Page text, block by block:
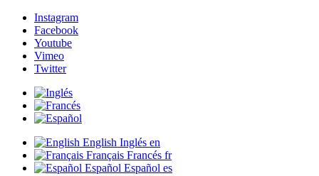
Instagram
Facebook
Youtube
Vimeo
Twitter
English Inglés en
Français Francés fr
Español Español es